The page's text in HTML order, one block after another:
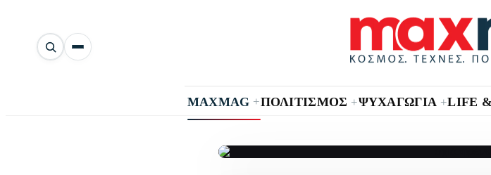
Αναζήτηση
άρθρων
MAXMAG +ΠΟΛΙΤΙΣΜΟΣ +ΨΥΧΑΓΩΓΙΑ +LIFE